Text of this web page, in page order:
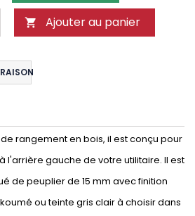
 Ajouter au panier
rangement en bois, il est conçu pour
l'arrière gauche de votre utilitaire. Il est
de peuplier de 15 mm avec finition
ou teinte gris clair à choisir dans